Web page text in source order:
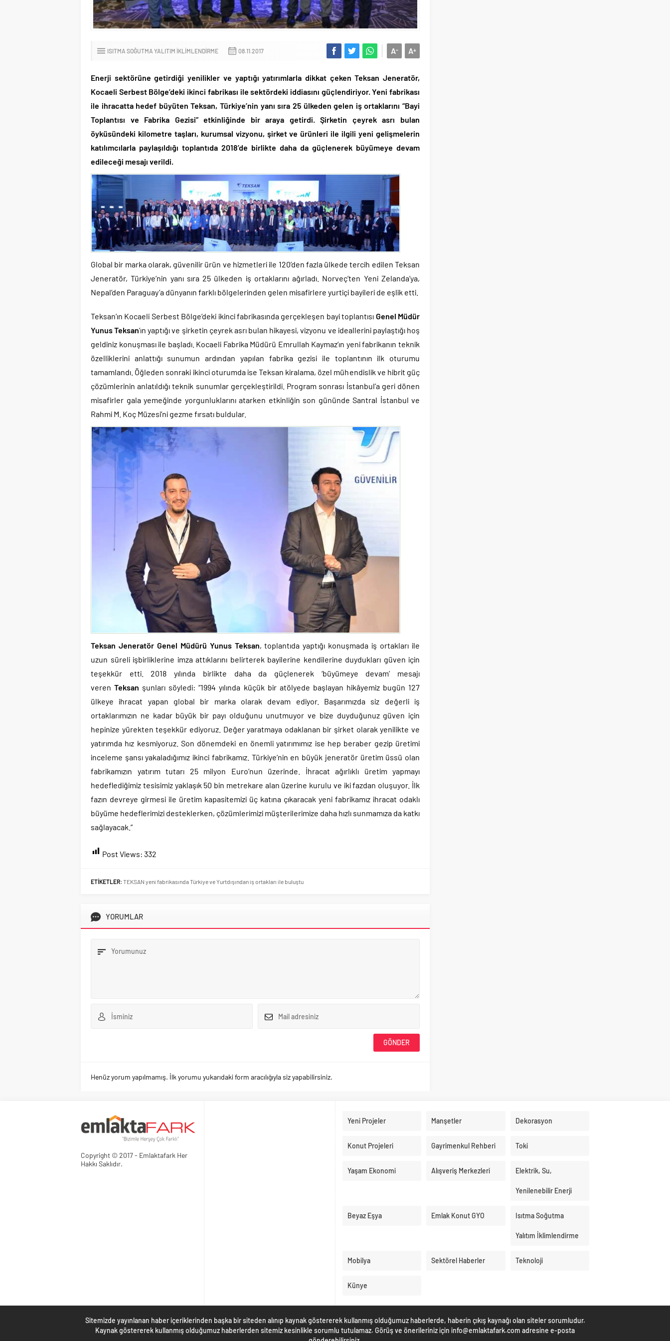
ISITMA SOĞUTMA YALITIM İKLIMLENDIRME 08.11.2017 A+
A-
Enerji sektörüne getirdiği yenilikler ve yaptığı yatırımlarla dikkat çeken Teksan Jeneratör,
Kocaeli Serbest Bölge’deki ikinci fabrikası ile sektördeki iddiasını güçlendiriyor. Yeni fabrikası
ile ihracatta hedef büyüten Teksan, Türkiye’nin yanı sıra 25 ülkeden gelen iş ortaklarını “Bayi
Toplantısı ve Fabrika Gezisi” etkinliğinde bir araya getirdi. Şirketin çeyrek asrı bulan
öyküsündeki kilometre taşları, kurumsal vizyonu, şirket ve ürünleri ile ilgili yeni gelişmelerin
katılımcılarla paylaşıldığı toplantıda 2018’de birlikte daha da güçlenerek büyümeye devam
edileceği mesajı verildi.
Global bir marka olarak, güvenilir ürün ve hizmetleri ile 120’den fazla ülkede tercih edilen Teksan
Jeneratör, Türkiye’nin yanı sıra 25 ülkeden iş ortaklarını ağırladı. Norveç’ten Yeni Zelanda’ya,
Nepal’den Paraguay’a dünyanın farklı bölgelerinden gelen misafirlere yurtiçi bayileri de eşlik etti.
Teksan’ın Kocaeli Serbest Bölge’deki ikinci fabrikasında gerçekleşen bayi toplantısı Genel Müdür
Yunus Teksan’ın yaptığı ve şirketin çeyrek asrı bulan hikayesi, vizyonu ve ideallerini paylaştığı hoş
geldiniz konuşması ile başladı. Kocaeli Fabrika Müdürü Emrullah Kaymaz’ın yeni fabrikanın teknik
özelliklerini anlattığı sunumun ardından yapılan fabrika gezisi ile toplantının ilk oturumu
tamamlandı. Öğleden sonraki ikinci oturumda ise Teksan kiralama, özel mühendislik ve hibrit güç
çözümlerinin anlatıldığı teknik sunumlar gerçekleştirildi. Program sonrası İstanbul’a geri dönen
misafirler gala yemeğinde yorgunluklarını atarken etkinliğin son gününde Santral İstanbul ve
Rahmi M. Koç Müzesi’ni gezme fırsatı buldular.
Teksan Jeneratör Genel Müdürü Yunus Teksan, toplantıda yaptığı konuşmada iş ortakları ile
uzun süreli işbirliklerine imza attıklarını belirterek bayilerine kendilerine duydukları güven için
teşekkür etti. 2018 yılında birlikte daha da güçlenerek ‘büyümeye devam’ mesajı
verenTeksan şunları söyledi: “1994 yılında küçük bir atölyede başlayan hikâyemiz bugün 127
ülkeye ihracat yapan global bir marka olarak devam ediyor. Başarımızda siz değerli iş
ortaklarımızın ne kadar büyük bir payı olduğunu unutmuyor ve bize duyduğunuz güven için
hepinize yürekten teşekkür ediyoruz. Değer yaratmaya odaklanan bir şirket olarak yenilikte ve
yatırımda hız kesmiyoruz. Son dönemdeki en önemli yatırımımız ise hep beraber gezip üretimi
inceleme şansı yakaladığımız ikinci fabrikamız. Türkiye’nin en büyük jeneratör üretim üssü olan
fabrikamızın yatırım tutarı 25 milyon Euro’nun üzerinde. İhracat ağırlıklı üretim yapmayı
hedeflediğimiz tesisimiz yaklaşık 50 bin metrekare alan üzerine kurulu ve iki fazdan oluşuyor. İlk
fazın devreye girmesi ile üretim kapasitemizi üç katına çıkaracak yeni fabrikamız ihracat odaklı
büyüme hedeflerimizi desteklerken, çözümlerimizi müşterilerimize daha hızlı sunmamıza da katkı
sağlayacak.”
Post Views: 332
ETİKETLER: TEKSAN yeni fabrikasında Türkiye ve Yurtdışından iş ortakları ile buluştu
YORUMLAR
Henüz yorum yapılmamış. İlk yorumu yukarıdaki form aracılığıyla siz yapabilirsiniz.
Copyright © 2017 - Emlaktafark Her
Hakkı Saklıdır.
Yeni Projeler Manşetler Dekorasyon
Konut Projeleri Gayrimenkul Rehberi Toki
Yaşam Ekonomi Alışveriş Merkezleri Elektrik, Su,
Yenilenebilir Enerji
Beyaz Eşya Emlak Konut GYO Isıtma Soğutma
Yalıtım İklimlendirme
Mobilya Sektörel Haberler Teknoloji
Künye
Sitemizde yayınlanan haber içeriklerinden başka bir siteden alınıp kaynak göstererek kullanmış olduğumuz haberlerde, haberin çıkış kaynağı olan siteler sorumludur.
Kaynak göstererek kullanmış olduğumuz haberlerden sitemiz kesinlikle sorumlu tutulamaz. Görüş ve önerileriniz için info@emlaktafark.com adresine e-posta